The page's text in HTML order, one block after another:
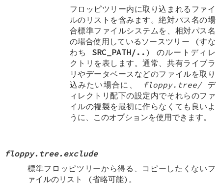
フロッピツリー内に取り込まれるファイ
ルのリストを含みます。絶対パス名の場
合標準ファイルシステムを、相対パス名
の場合使用しているソースツリー (すな
わち SRC_PATH/.. ) のルートディレ
クトリを表します。通常、共有ライブラ
リやデータベースなどのファイルを取り
込みたい場合に、
floppy.tree/デ
ィレクトリ配下の設定内でそれらのファ
イルの複製を最初に作らなくても良いよ
うに、このオプションを使用できます。
floppy.tree.exclude
標準フロッピツリーから得る、コピーしたくないフ
ァイルのリスト (省略可能)。